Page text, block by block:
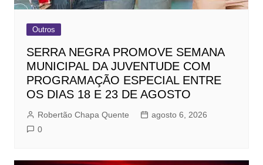
Outros
SERRA NEGRA PROMOVE SEMANA
MUNICIPAL DA JUVENTUDE COM
PROGRAMAÇÃO ESPECIAL ENTRE
OS DIAS 18 E 23 DE AGOSTO
Robertão Chapa Quente
agosto 6, 2026
0